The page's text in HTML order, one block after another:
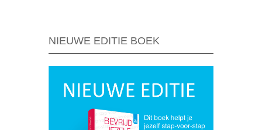
NIEUWE EDITIE BOEK